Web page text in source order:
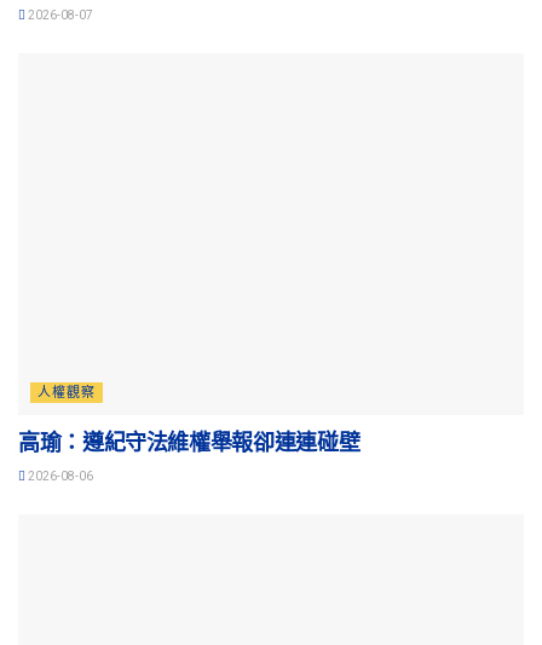
2026-08-07
人權觀察
高瑜：遵紀守法維權舉報卻連連碰壁
2026-08-06